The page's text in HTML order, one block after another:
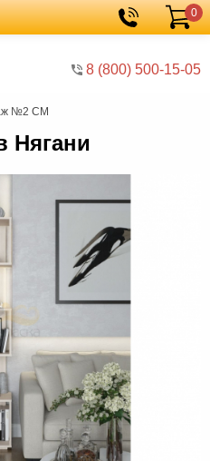
8 (800) 500-15-05
Корзина
0
№2 СМ
Нягани